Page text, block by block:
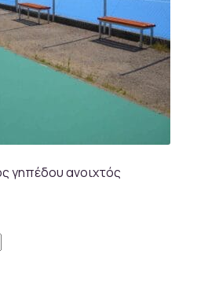
γηπέδου ανοιχτός